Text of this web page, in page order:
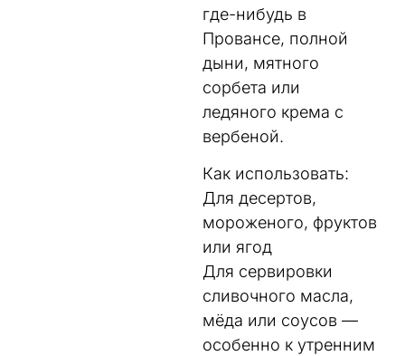
где-нибудь в
Провансе, полной
дыни, мятного
сорбета или
ледяного крема с
вербеной.
Как использовать:
Для десертов,
мороженого, фруктов
или ягод
Для сервировки
сливочного масла,
мёда или соусов —
особенно к утренним